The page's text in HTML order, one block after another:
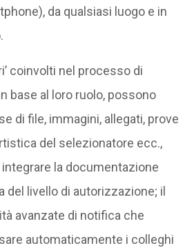
da qualsiasi luogo e in
coinvolti nel processo di
base al loro ruolo, possono
di file, immagini, allegati, prove
del selezionatore ecc.,
la documentazione
del livello di autorizzazione; il
avanzate di notifica che
automaticamente i colleghi